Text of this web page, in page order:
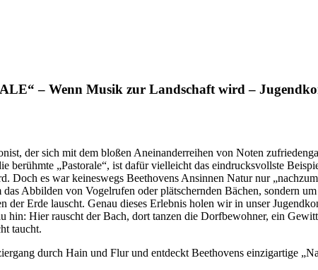
– Wenn Musik zur Landschaft wird –
der sich mit dem bloßen Aneinanderreihen von Noten
berühmte „Pastorale“, ist dafür vielleicht das eindrucksvollste
Doch es war keineswegs Beethovens Ansinnen Natur nur
Abbilden von Vogelrufen oder plätschernden Bächen, sondern
der Erde lauscht. Genau dieses Erlebnis holen wir in unser
hin: Hier rauscht der Bach, dort tanzen die Dorfbewohner, ein
taucht.
durch Hain und Flur und entdeckt Beethovens einzigartige